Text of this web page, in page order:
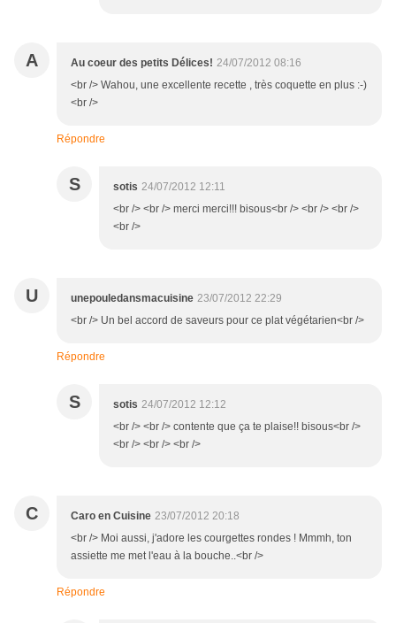
A Au coeur des petits Délices! 24/07/2012 08:16
<br /> Wahou, une excellente recette , très coquette en plus :-)
<br />
Répondre
S sotis 24/07/2012 12:11
<br /> <br /> merci merci!!! bisous<br /> <br /> <br />
<br />
U unepouledansmacuisine 23/07/2012 22:29
<br /> Un bel accord de saveurs pour ce plat végétarien<br />
Répondre
S sotis 24/07/2012 12:12
<br /> <br /> contente que ça te plaise!! bisous<br />
<br /> <br /> <br />
C Caro en Cuisine 23/07/2012 20:18
<br /> Moi aussi, j'adore les courgettes rondes ! Mmmh, ton
assiette me met l'eau à la bouche..<br />
Répondre